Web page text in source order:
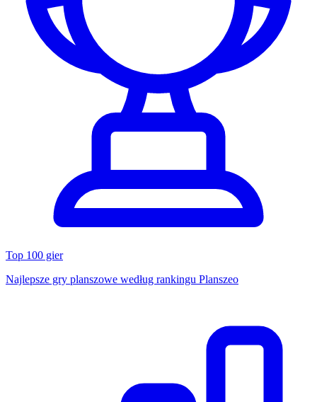
Top 100 gier
Najlepsze gry planszowe według rankingu Planszeo